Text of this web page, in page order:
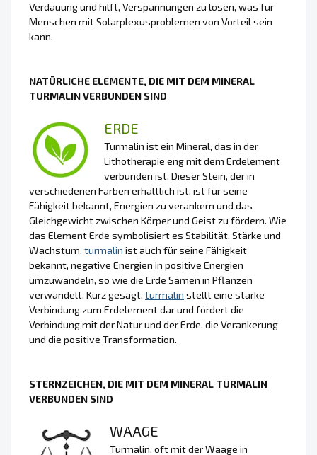
Verdauung und hilft, Verspannungen zu lösen, was für
Menschen mit Solarplexusproblemen von Vorteil sein
kann.
NATÜRLICHE ELEMENTE, DIE MIT DEM MINERAL
TURMALIN VERBUNDEN SIND
ERDE
Turmalin ist ein Mineral, das in der
Lithotherapie eng mit dem Erdelement
verbunden ist. Dieser Stein, der in
verschiedenen Farben erhältlich ist, ist für seine
Fähigkeit bekannt, Energien zu verankern und das
Gleichgewicht zwischen Körper und Geist zu fördern. Wie
das Element Erde symbolisiert es Stabilität, Stärke und
Wachstum. turmalin ist auch für seine Fähigkeit
bekannt, negative Energien in positive Energien
umzuwandeln, so wie die Erde Samen in Pflanzen
verwandelt. Kurz gesagt, turmalin stellt eine starke
Verbindung zum Erdelement dar und fördert die
Verbindung mit der Natur und der Erde, die Verankerung
und die positive Transformation.
STERNZEICHEN, DIE MIT DEM MINERAL TURMALIN
VERBUNDEN SIND
WAAGE
Turmalin, oft mit der Waage in